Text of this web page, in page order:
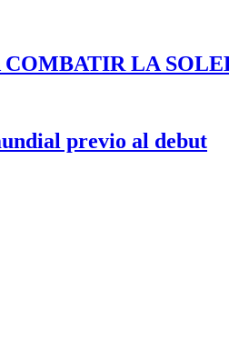
COMBATIR LA
previo al debut